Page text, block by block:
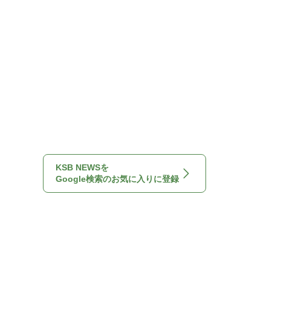
KSB NEWSを
Google検索のお気に入りに登録